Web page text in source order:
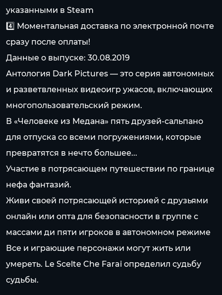
указанными в Steam
4️⃣ Моментальная доставка по электронной почте
сразу после оплаты!
Данные о выпуске: 30.08.2019
Антология Dark Pictures — это серия автономных
и разветвленных видеоигр ужасов, включающих
многопользовательский режим.
В «Человеке из Медана» пять друзей-сальпано
для отпуска со всеми погружениями, которые
превратятся в нечто большее...
Участие в потрясающем путешествии по границе
нефа фантазий.
Живи своей потрясающей историей с друзьями
онлайн или опта для безопасности в группе с
массами ди пяти игроков в автономном режиме
Все и играющие персонажи могут жить или
умереть. Le Scelte Che Farai определил судьбу
судьбы.